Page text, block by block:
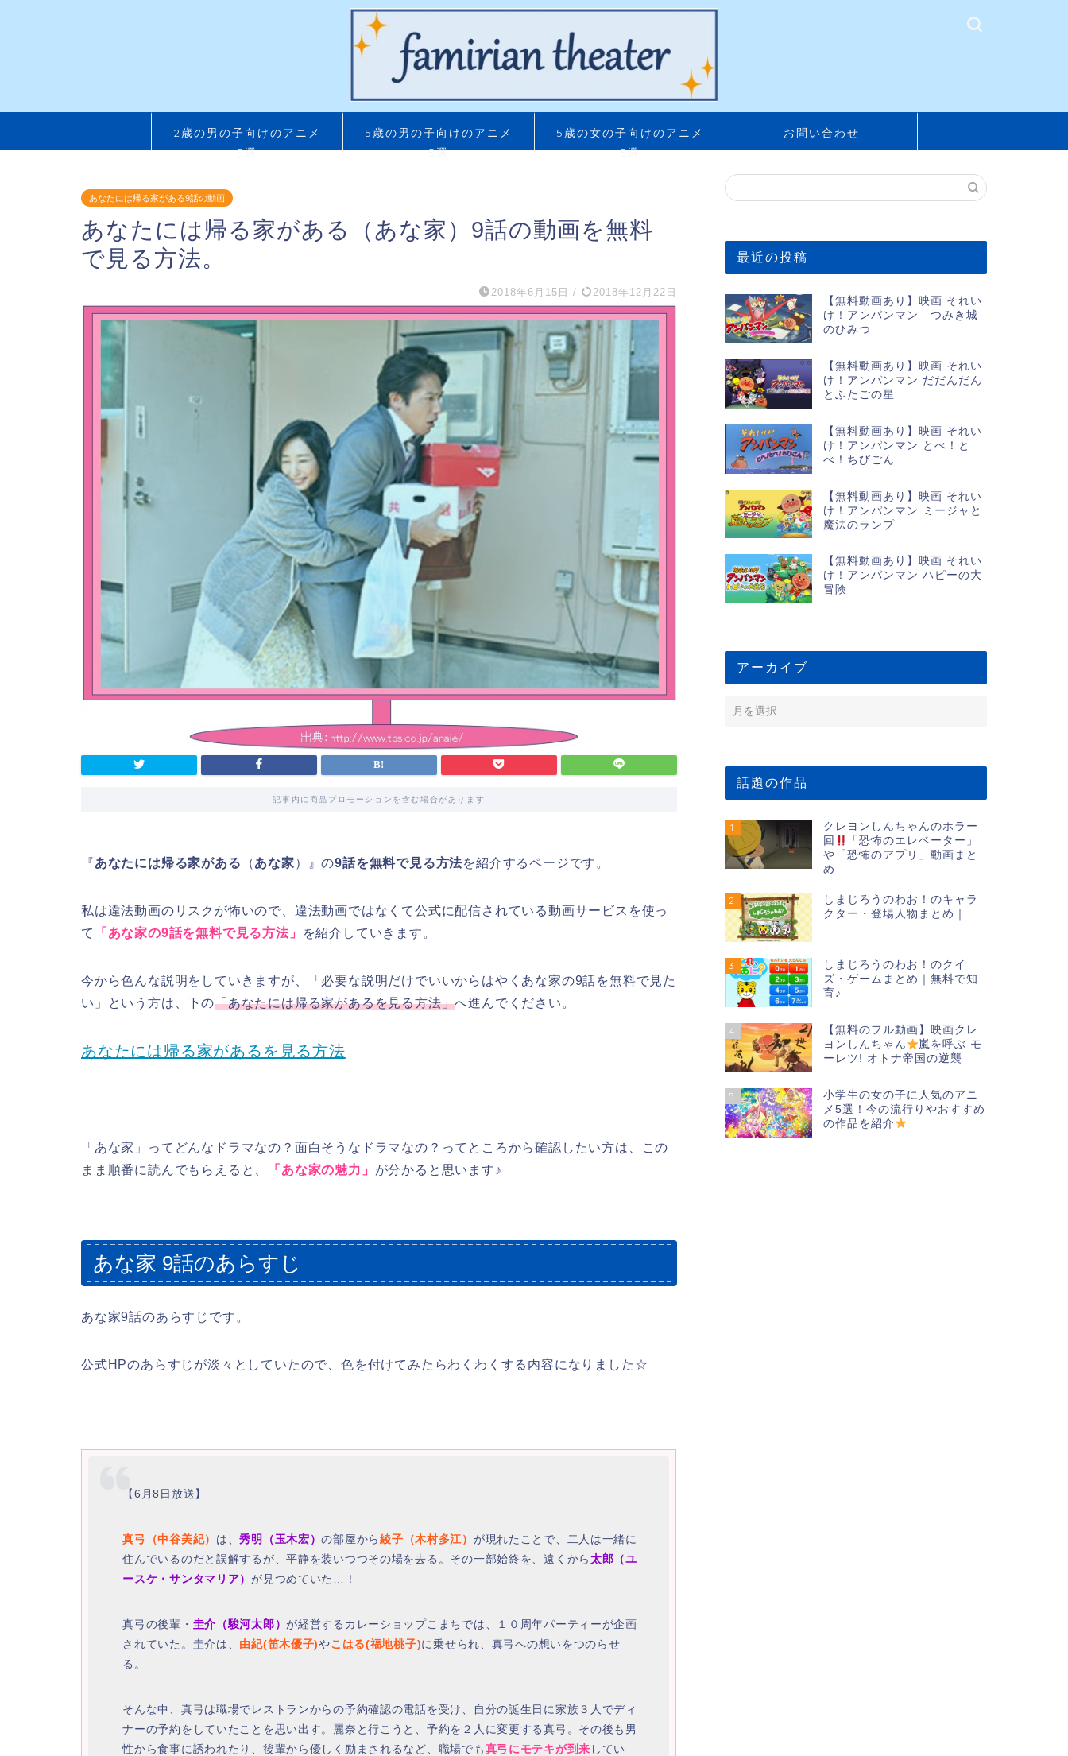
2歳の男の子向けのアニメ
5選
5歳の男の子向けのアニメ
5選
5歳の女の子向けのアニメ
5選
お問い合わせ
あなたには帰る家がある9話の動画
あなたには帰る家がある（あな家）9話の動画を無料
で見る方法。
2018年6月15日 / 2018年12月22日
記事内に商品プロモーションを含む場合があります
『あなたには帰る家がある （あな家）』の9話を無料で見る方法を紹介するページです。
私は違法動画のリスクが怖いので、違法動画ではなくて公式に配信されている動画サービスを使っ
て
「あな家の9話を無料で見る方法」 を紹介していきます。
今から色んな説明をしていきますが、「必要な説明だけでいいからはやくあな家の9話を無料で見た
い」という方は、下の「あなたには帰る家があるを見る方法」へ進んでください。
あなたには帰る家があるを見る方法
「あな家」ってどんなドラマなの？面白そうなドラマなの？ってところから確認したい方は、この
まま順番に読んでもらえると、
「あな家の魅力」 が分かると思います♪
あな家 9話のあらすじ
あな家9話のあらすじです。
公式HPのあらすじが淡々としていたので、色を付けてみたらわくわくする内容になりました☆
【6月8日放送】
真弓（中谷美紀） は、秀明（玉木宏）の部屋から綾子（木村多江） が現れたことで、二人は一緒に
住んでいるのだと誤解するが、平静を装いつつその場を去る。その一部始終を、遠くから太郎（ユ
ースケ・サンタマリア）が見つめていた…！
真弓の後輩・ 圭介（駿河太郎）が経営するカレーショップこまちでは、１０周年パーティーが企画
されていた。圭介は、 由紀(笛木優子)やこはる(福地桃子)に乗せられ、真弓への想いをつのらせ
る。
そんな中、真弓は職場でレストランからの予約確認の電話を受け、自分の誕生日に家族３人でディ
ナーの予約をしていたことを思い出す。麗奈と行こうと、予約を２人に変更する真弓。その後も男
性から食事に誘われたり、後輩から優しく励まされるなど、職場でも真弓にモテキが到来 してい
最近の投稿
【無料動画あり】映画 それい
け！アンパンマン つみき城
のひみつ
【無料動画あり】映画 それい
け！アンパンマン だだんだん
とふたごの星
【無料動画あり】映画 それい
け！アンパンマン とべ！と
べ！ちびごん
【無料動画あり】映画 それい
け！アンパンマン ミージャと
魔法のランプ
【無料動画あり】映画 それい
け！アンパンマン ハピーの大
冒険
アーカイブ
話題の作品
1
クレヨンしんちゃんのホラー
回
「恐怖のエレベーター」
や「恐怖のアプリ」動画まと
め
2
しまじろうのわお！のキャラ
クター・登場人物まとめ｜
3
しまじろうのわお！のクイ
ズ・ゲームまとめ｜無料で知
育♪
4
【無料のフル動画】映画クレ
ヨンしんちゃん
嵐を呼ぶ モ
ーレツ! オトナ帝国の逆襲
5
小学生の女の子に人気のアニ
メ5選！今の流行りやおすすめ
の作品を紹介